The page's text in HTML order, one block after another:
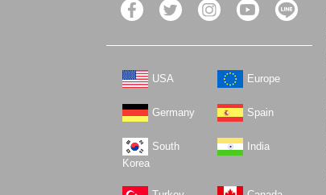
USA Europe
Germany Spain
South
Korea
India